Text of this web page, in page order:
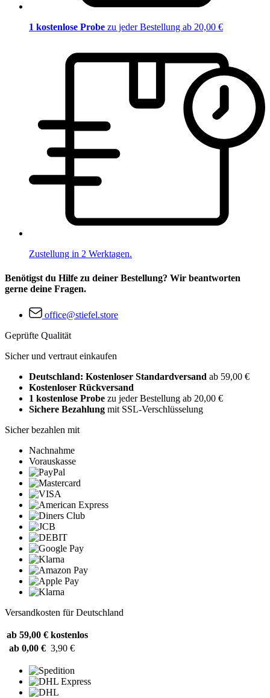
1 kostenlose Probe zu jeder Bestellung ab 20,00 €
Zustellung in 2 Werktagen.
Benötigst du Hilfe zu deiner Bestellung? Wir beantworten
gerne deine Fragen.
office@stiefel.store
Geprüfte Qualität
Sicher und vertraut einkaufen
Deutschland: Kostenloser Standardversand ab 59,00 €
Kostenloser Rückversand
1 kostenlose Probe zu jeder Bestellung ab 20,00 €
Sichere Bezahlung mit SSL-Verschlüsselung
Sicher bezahlen mit
Nachnahme
Vorauskasse
Versandkosten für Deutschland
ab 59,00 € kostenlos
ab 0,00 € 3,90 €